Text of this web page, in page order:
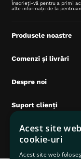
Înscrieți-vă pentru a primi
alte informații de la
Produsele noastre
Comenzi și livrări
Despre noi
Suport clienți
Date comerciale
Acest site
cookie-uri
Acest site web